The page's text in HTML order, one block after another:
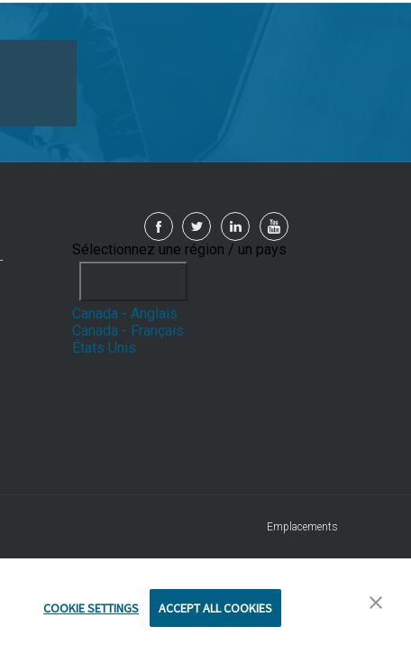
Sélectionnez une région / un pays
Canada - Anglais
Canada - Français
États Unis
COOKIE SETTINGS ACCEPT ALL COOKIES
Emplacements